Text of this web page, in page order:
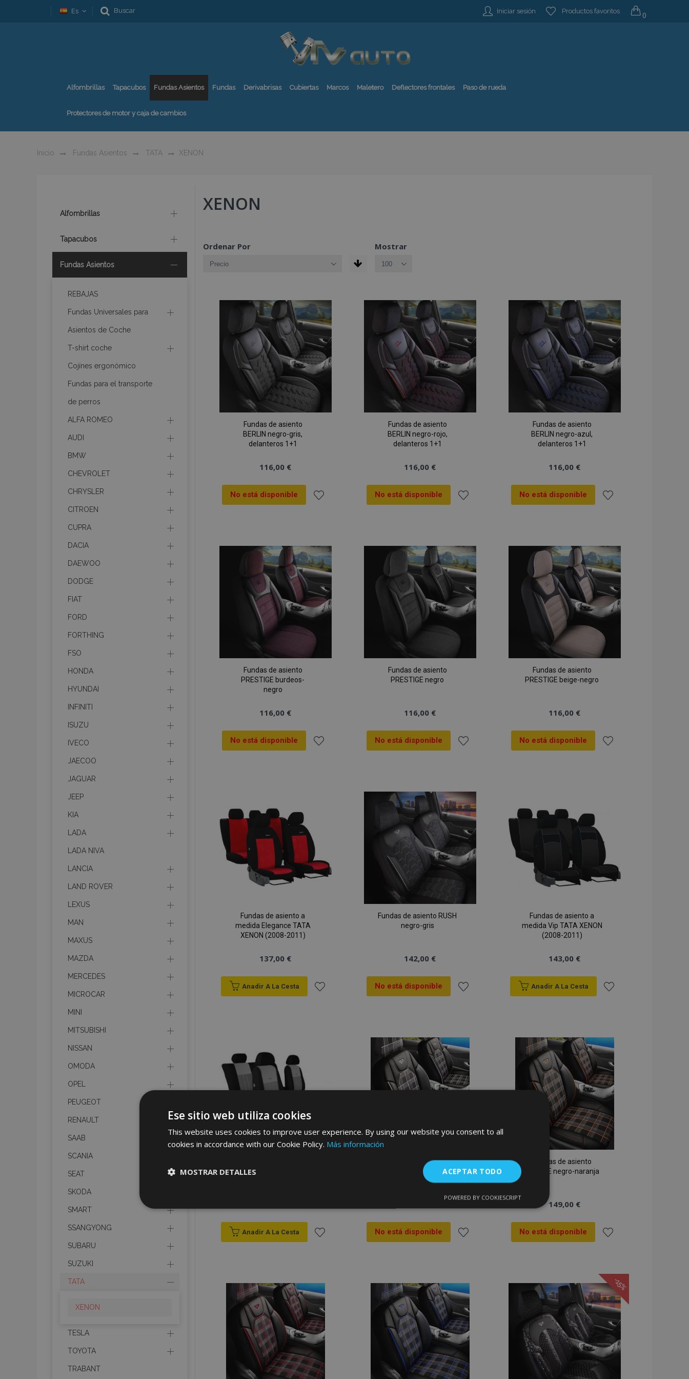
Es Buscar Iniciar sesión Productos favoritos 0
Alfombrillas Tapacubos Fundas Asientos Fundas Derivabrisas Cubiertas Marcos Maletero Deflectores frontales Paso de rueda
Protectores de motor y caja de cambios
Inicio Fundas Asientos TATA XENON
XENON
Ordenar Por Mostrar
Fundas de asiento
BERLIN negro-gris,
delanteros 1+1
116,00 €
No está disponible
Lista
de
Deseos
Fundas de asiento
BERLIN negro-rojo,
delanteros 1+1
116,00 €
No está disponible
Lista
de
Deseos
Fundas de asiento
BERLIN negro-azul,
delanteros 1+1
116,00 €
No está disponible
Lista
de
Deseos
Fundas de asiento
PRESTIGE burdeos-
negro
116,00 €
No está disponible
Deseos
Fundas de asiento
PRESTIGE negro
116,00 €
No está disponible
Lista
de
Deseos
Fundas de asiento
PRESTIGE beige-negro
116,00 €
No está disponible
Deseos
Fundas de asiento a
medida Elegance TATA
XENON (2008-2011)
137,00 €
Anadir A La Cesta
Fundas de asiento RUSH
negro-gris
142,00 €
No está disponible
Lista
de
Deseos
Fundas de asiento a
medida Vip TATA XENON
(2008-2011)
143,00 €
Anadir A La Cesta
Lista
de
Deseos
medida Tuning Due
Anadir A La Cesta
Lista
de
Deseos
Fundas de asiento
FETHIYE negro-blanco
No está disponible
Lista
de
Deseos
Fundas de asiento
FETHIYE negro-naranja
149,00 €
No está disponible
a la
Lista
de
Deseos
-15%
Alfombrillas
Tapacubos
Fundas Asientos
REBAJAS
Fundas Universales para
Asientos de Coche
T-shirt coche
Cojínes ergonómico
Fundas para el transporte
de perros
ALFA ROMEO
AUDI
BMW
CHEVROLET
CHRYSLER
CITROEN
CUPRA
DACIA
DAEWOO
DODGE
FIAT
FORD
FORTHING
FSO
HONDA
HYUNDAI
INFINITI
ISUZU
IVECO
JAECOO
JAGUAR
JEEP
KIA
LADA
LADA NIVA
LANCIA
LAND ROVER
LEXUS
MAN
MAXUS
MAZDA
MERCEDES
MICROCAR
MINI
MITSUBISHI
NISSAN
OMODA
OPEL
PEUGEOT
RENAULT
SAAB
SCANIA
SEAT
SKODA
SMART
SSANGYONG
SUBARU
SUZUKI
TATA
XENON
TESLA
TOYOTA
TRABANT
Ese sitio web utiliza cookies
This website uses cookies to improve user experience. By using our website you consent to all
cookies in accordance with our Cookie Policy. Más información
ACEPTAR TODO
MOSTRAR DETALLES
estrictamente
rendimiento
preferencias
Cookies de
funcionalidad
Cookies estrictamente necesarias Cookies de rendimiento
Cookies de preferencias
Cookies de funcionalidad
Strictly necessary cookies allow core website functionality such as user login and account management. The website cannot
be used properly without strictly necessary cookies.
Proveedor
Dominio
Descripción
recently_viewed_product
Adobe Inc.
Almacena ID de productos de productos
POWERED BY COOKIESCRIPT